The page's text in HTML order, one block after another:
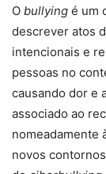
O bullying é um
descrever atos
intencionais e
pessoas no
causando dor e
associado ao
nomeadamente
novos